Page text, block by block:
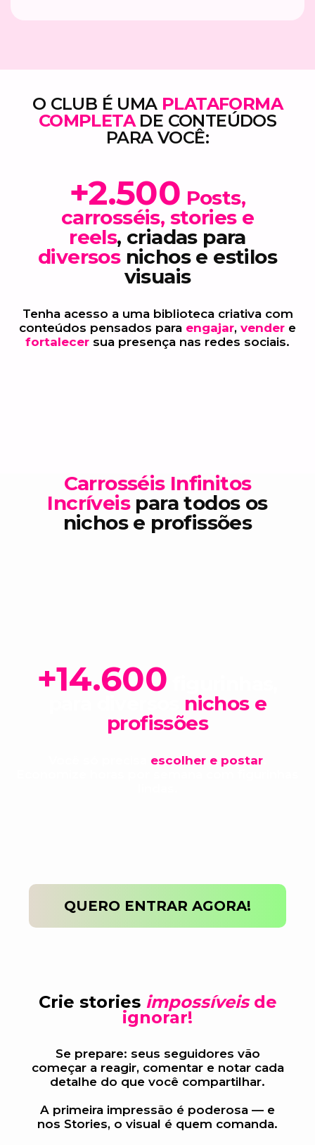
O CLUB É UMA PLATAFORMA
COMPLETADE CONTEÚDOS
PARA VOCÊ:
+2.500 Posts,
carrosséis, stories e
reels, criadas para
diversosnichos e estilos
visuais
Tenha acesso a uma biblioteca criativa com
conteúdos pensados para engajar, vender e
fortalecer sua presença nas redes sociais.
Carrosséis Infinitos
Incríveispara todos os
nichos e profissões
+14.600
nichos e
profissões
escolher e postar
QUERO ENTRAR AGORA!
Crie stories impossíveisde
ignorar!
Se prepare: seus seguidores vão
começar a reagir, comentar e notar cada
detalhe do que você compartilhar.
A primeira impressão é poderosa — e
nos Stories, o visual é quem comanda.